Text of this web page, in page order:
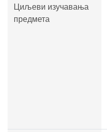
Циљеви изучавања
предмета